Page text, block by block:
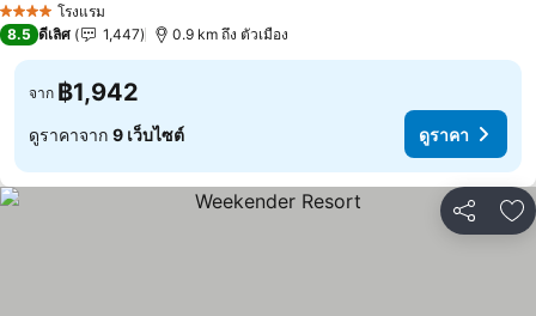
4 ดาว โรงแรม
8.5 ดีเลิศ 1,447 0.9 km ถึง ตัวเมือง
จาก ฿1,942
ดูราคาจาก 9 เว็บไซต์ ดูราคา
แชร์ เ